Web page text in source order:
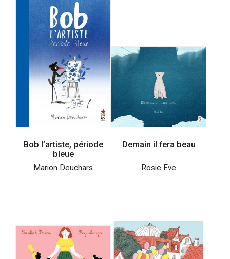
Bob l’artiste, période
bleue
Marion Deuchars
Demain il fera beau
Rosie Eve